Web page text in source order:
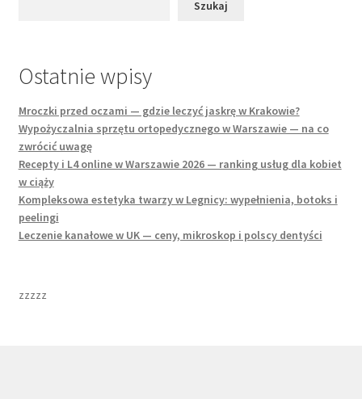
Szukaj
Ostatnie wpisy
Mroczki przed oczami — gdzie leczyć jaskrę w Krakowie?
Wypożyczalnia sprzętu ortopedycznego w Warszawie — na co
zwrócić uwagę
Recepty i L4 online w Warszawie 2026 — ranking usług dla kobiet
w ciąży
Kompleksowa estetyka twarzy w Legnicy: wypełnienia, botoks i
peelingi
Leczenie kanałowe w UK — ceny, mikroskop i polscy dentyści
zzzzz